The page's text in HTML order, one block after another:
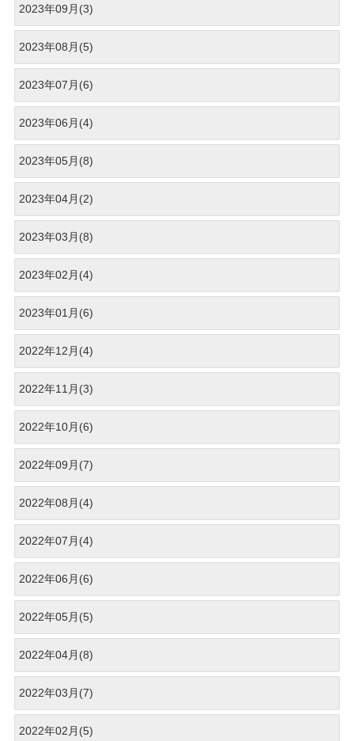
2023年09月(3)
2023年08月(5)
2023年07月(6)
2023年06月(4)
2023年05月(8)
2023年04月(2)
2023年03月(8)
2023年02月(4)
2023年01月(6)
2022年12月(4)
2022年11月(3)
2022年10月(6)
2022年09月(7)
2022年08月(4)
2022年07月(4)
2022年06月(6)
2022年05月(5)
2022年04月(8)
2022年03月(7)
2022年02月(5)